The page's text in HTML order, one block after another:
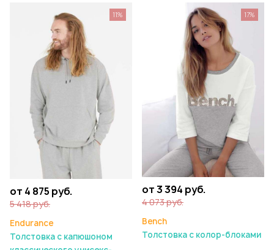
от 4 875 руб.
5 418 руб.
Endurance
Толстовка с капюшоном
11%
от 3 394 руб.
4 073 руб.
Bench
Толстовка с колор-блоками
17%